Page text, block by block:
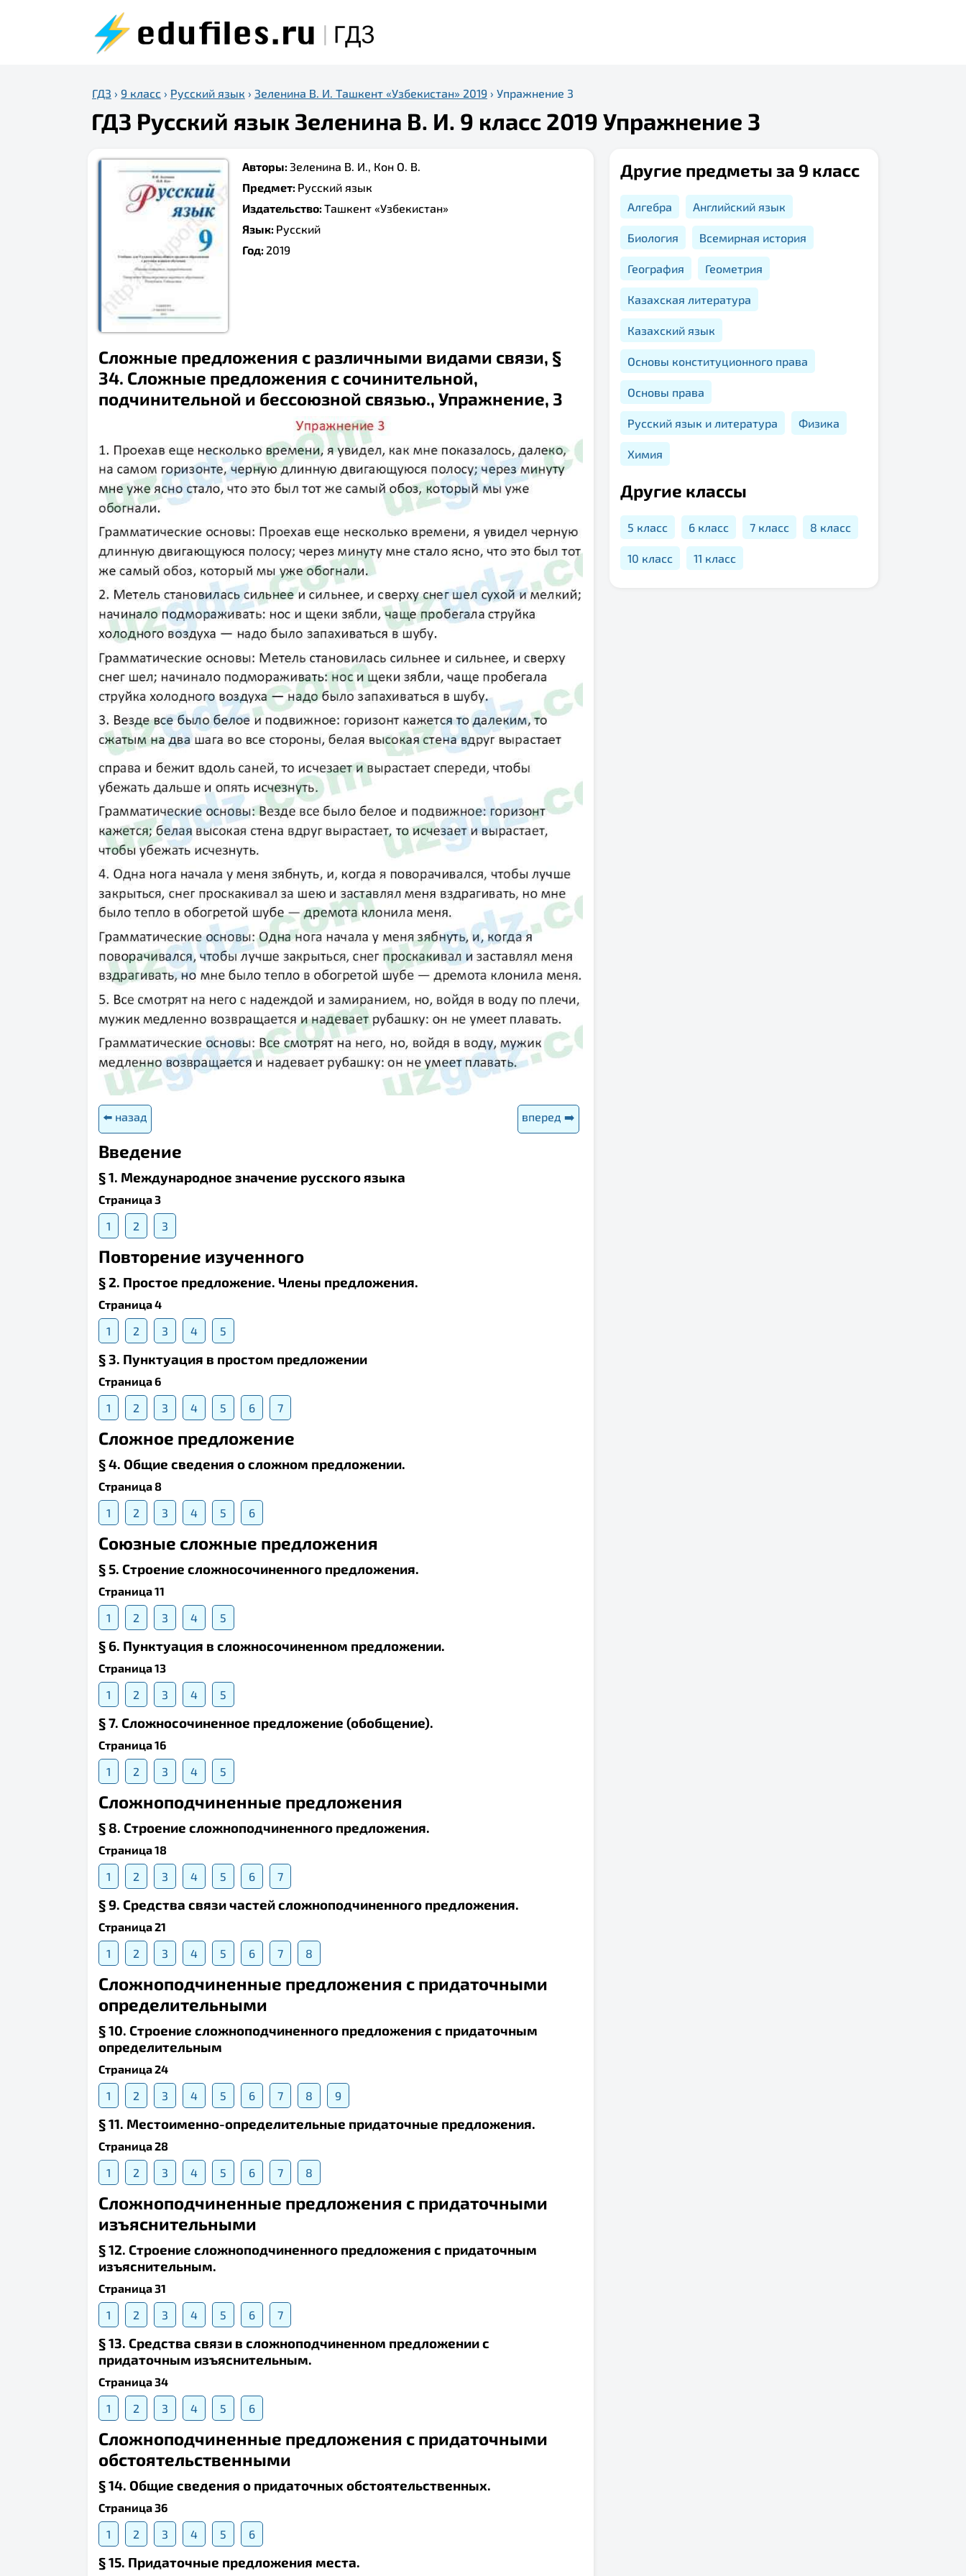
ГДЗ › 9 класс › Русский язык › Зеленина В. И. Ташкент «Узбекистан» 2019 › Упражнение 3
ГДЗ Русский язык Зеленина В. И. 9 класс 2019 Упражнение 3
Авторы:Зеленина В. И., Кон О. В.
Предмет: Русский язык
Издательство:Ташкент «Узбекистан»
Язык: Русский
Год: 2019
Сложные предложения с различными видами связи, §
34. Сложные предложения с сочинительной,
подчинительной и бессоюзной связью., Упражнение, 3
⬅️ назад вперед ➡️
Введение
§ 1. Международное значение русского языка
Страница 3
1
2 3
Повторение изученного
§ 2. Простое предложение. Члены предложения.
Страница 4
1
2 3 4 5
§ 3. Пунктуация в простом предложении
Страница 6
1
2 3 4 5 6 7
Сложное предложение
§ 4. Общие сведения о сложном предложении.
Страница 8
1
2 3 4 5 6
Союзные сложные предложения
§ 5. Строение сложносочиненного предложения.
Страница 11
1
2 3 4 5
§ 6. Пунктуация в сложносочиненном предложении.
Страница 13
1
2 3 4 5
§ 7. Сложносочиненное предложение (обобщение).
Страница 16
1
2 3 4 5
Сложноподчиненные предложения
§ 8. Строение сложноподчиненного предложения.
Страница 18
1
2 3 4 5 6 7
§ 9. Средства связи частей сложноподчиненного предложения.
Страница 21
1
2 3 4 5 6 7 8
Сложноподчиненные предложения с придаточными
определительными
§ 10. Строение сложноподчиненного предложения с придаточным
определительным
Страница 24
1
2 3 4 5 6 7 8 9
§ 11. Местоименно-определительные придаточные предложения.
Страница 28
1
2 3 4 5 6 7 8
Сложноподчиненные предложения с придаточными
изъяснительными
§ 12. Строение сложноподчиненного предложения с придаточным
изъяснительным.
Страница 31
1
2 3 4 5 6 7
§ 13. Средства связи в сложноподчиненном предложении с
придаточным изъяснительным.
Страница 34
1
2 3 4 5 6
Сложноподчиненные предложения с придаточными
обстоятельственными
§ 14. Общие сведения о придаточных обстоятельственных.
Страница 36
1
2 3 4 5 6
§ 15. Придаточные предложения места.
Другие предметы за 9 класс
Алгебра Английский язык
Биология Всемирная история
География Геометрия
Казахская литература
Казахский язык
Основы конституционного права
Основы права
Русский язык и литература Физика
Химия
Другие классы
5 класс 6 класс 7 класс 8 класс
10 класс 11 класс